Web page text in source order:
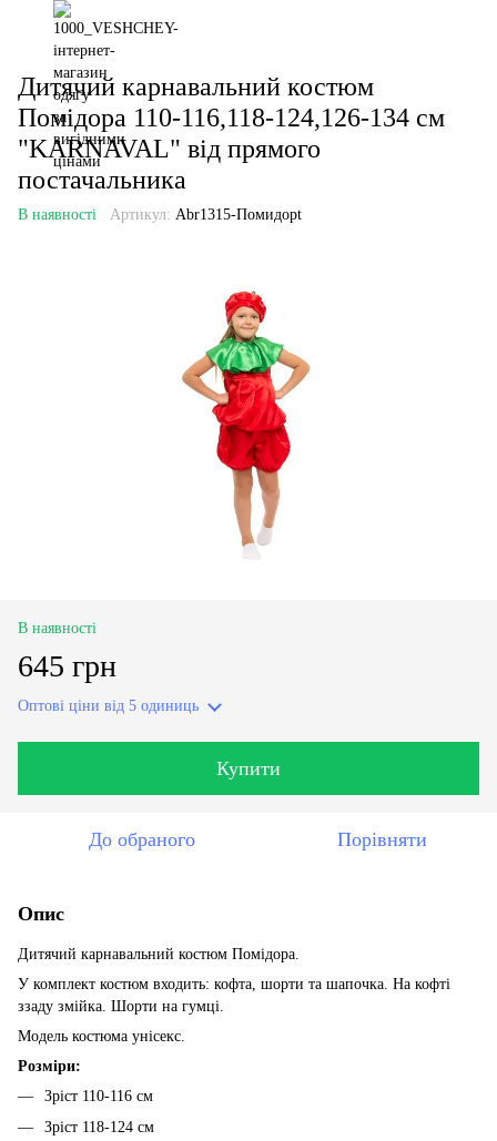
Дитячий карнавальний костюм
Помідора 110-116,118-124,126-134 см
"KARNAVAL" від прямого
постачальника
В наявності Артикул: Abr1315-Помидорt
В наявності
645 грн
Оптові ціни від 5 одиниць
Купити
До обраного Порівняти
Опис
Дитячий карнавальний костюм Помідора.
У комплект костюм входить: кофта, шорти та шапочка. На кофті
ззаду змійка. Шорти на гумці.
Модель костюма унісекс.
Розміри:
Зріст 110-116 см
Зріст 118-124 см